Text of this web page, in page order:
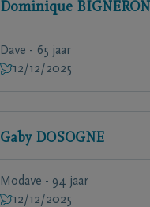
Dominique BIGNERON
Dave - 65 jaar
12/12/2025
Gaby DOSOGNE
Modave - 94 jaar
12/12/2025